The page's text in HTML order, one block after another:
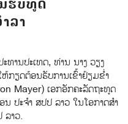
ຮັບທູດ
ລາ
ານປະເທດ, ທ່ານ ນາງ ວຽງ
ກຽດຕ້ອນຮັບການເຂົ້າຢ້ຽມຂໍ່າ
Mayer) ເອກອັກຄະລັດຖະທູດ
ປະຈຳ ສປປ ລາວ ໃນໂອກາດສໍາ
ລາວ.